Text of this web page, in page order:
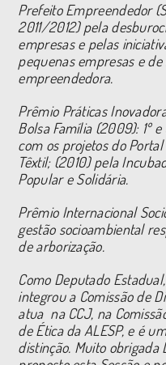
Prefeito Empreendedor
2011/2012) pela
empresas e pelas
pequenas empresas e
empreendedora.
Prêmio Práticas
Bolsa Família (2009): 1º
com os projetos do
Têxtil; (2010) pela
Popular e Solidária.
Prêmio Internacional
gestão socioambiental
de arborização.
Como Deputado
integrou a Comissão de
atua na CCJ, na
de Ética da ALESP, e é
distinção. Muito